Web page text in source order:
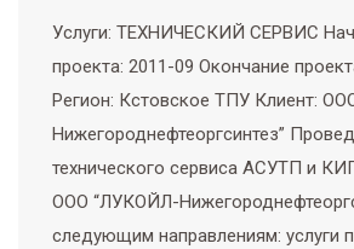
Услуги: ТЕХНИЧЕСКИЙ СЕРВИС
проекта: 2011-09 Окончание
Регион: Кстовское ТПУ Клиент:
Нижегороднефтеоргсинтез”
технического сервиса АСУТП и
ООО “ЛУКОЙЛ-
следующим направлениям: услуги